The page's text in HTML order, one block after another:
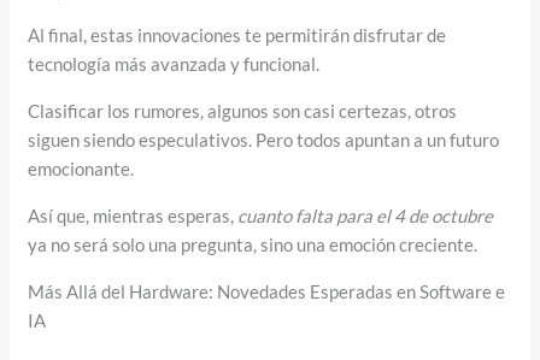
Al final, estas innovaciones te permitirán disfrutar de
tecnología más avanzada y funcional.
Clasificar los rumores, algunos son casi certezas, otros
siguen siendo especulativos. Pero todos apuntan a un futuro
emocionante.
Así que, mientras esperas, cuanto falta para el 4 de octubre
ya no será solo una pregunta, sino una emoción creciente.
Más Allá del Hardware: Novedades Esperadas en Software e
IA